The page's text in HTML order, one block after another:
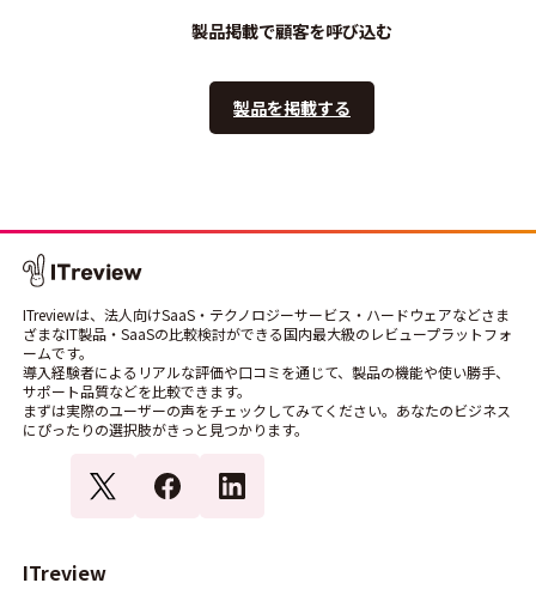
製品掲載で顧客を呼び込む
製品を掲載する
ITreviewは、法人向けSaaS・テクノロジーサービス・ハードウェアなどさま
ざまなIT製品・SaaSの比較検討ができる国内最大級のレビュープラットフォ
ームです。
導入経験者によるリアルな評価や口コミを通じて、製品の機能や使い勝手、
サポート品質などを比較できます。
まずは実際のユーザーの声をチェックしてみてください。あなたのビジネス
にぴったりの選択肢がきっと見つかります。
ITreview